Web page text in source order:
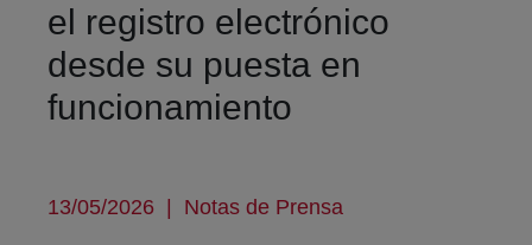
el registro electrónico
desde su puesta en
funcionamiento
13/05/2026 | Notas de Prensa